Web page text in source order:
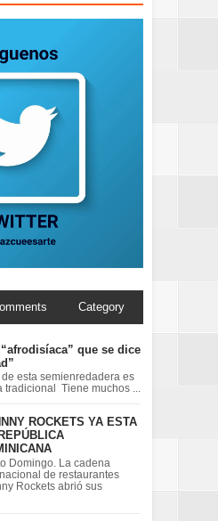
Category
que se dice
esta semienredadera es
Tiene muchos ...
ROCKETS YA ESTA
Domingo. La cadena
de restaurantes
Rockets abrió sus